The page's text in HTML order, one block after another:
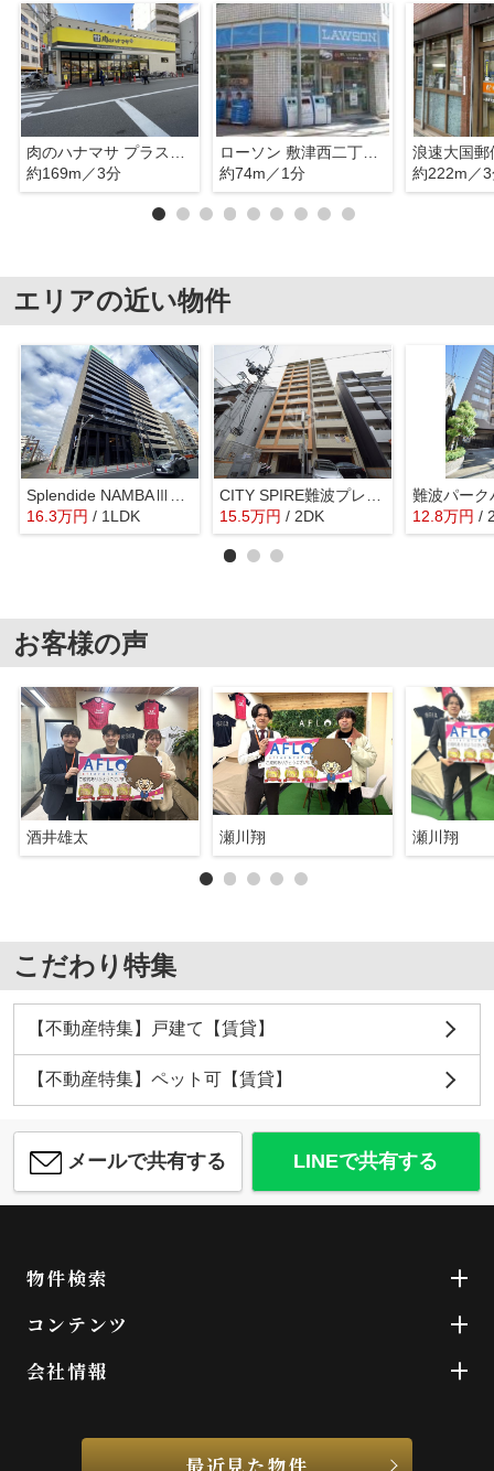
約169m／3分
ローソン 敷津西二丁目店
約74m／1分
浪速大国郵
約222m／
エリアの近い物件
16.3万円 / 1LDK
15.5万円 / 2DK
難波パーク
12.8万円 /
お客様の声
酒井雄太 瀬川翔 瀬川翔
こだわり特集
【不動産特集】戸建て【賃貸】
【不動産特集】ペット可【賃貸】
メールで共有する LINEで共有する
物件検索
コンテンツ
会社情報
最近見た物件